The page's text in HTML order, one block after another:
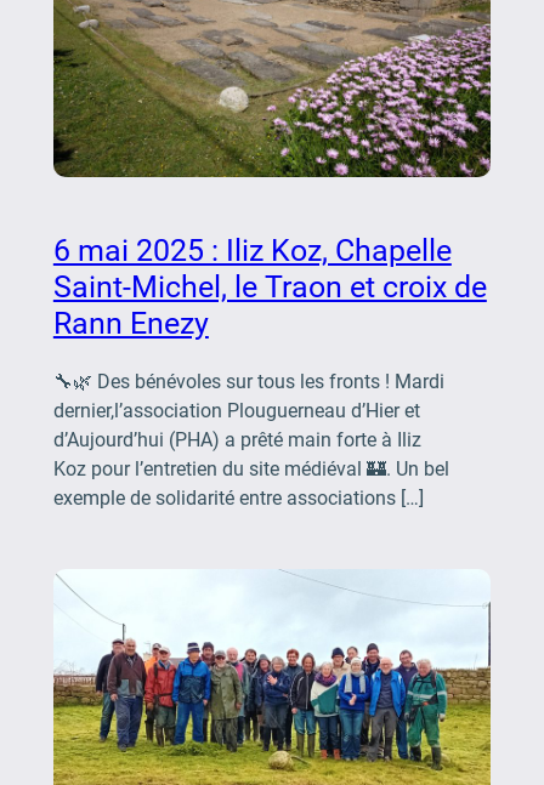
6 mai 2025 : Iliz Koz, Chapelle
Saint-Michel, le Traon et croix de
Rann Enezy
🔧🌿 Des bénévoles sur tous les fronts ! Mardi
dernier,l’association Plouguerneau d’Hier et
d’Aujourd’hui (PHA) a prêté main forte à Iliz
Koz pour l’entretien du site médiéval 🏰. Un bel
exemple de solidarité entre associations […]